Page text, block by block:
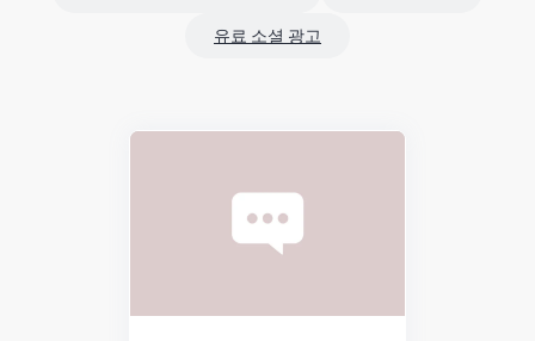
유료 소셜 광고